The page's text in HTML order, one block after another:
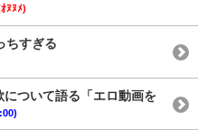
ﾇﾇﾒ)
ちすぎる
ついて語る「エロ動画を